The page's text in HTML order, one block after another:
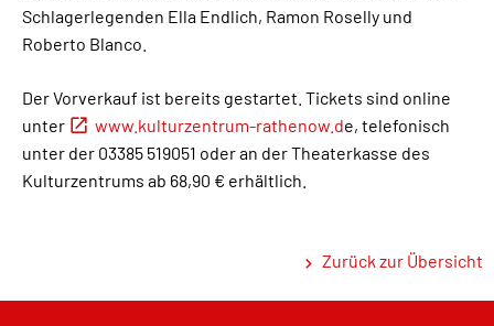
Schlagerlegenden Ella Endlich, Ramon Roselly und
Roberto Blanco.
Der Vorverkauf ist bereits gestartet. Tickets sind online
unter
www.kulturzentrum-rathenow.de, telefonisch
unter der 03385 519051 oder an der Theaterkasse des
Kulturzentrums ab 68,90 € erhältlich.
Zurück zur Übersicht